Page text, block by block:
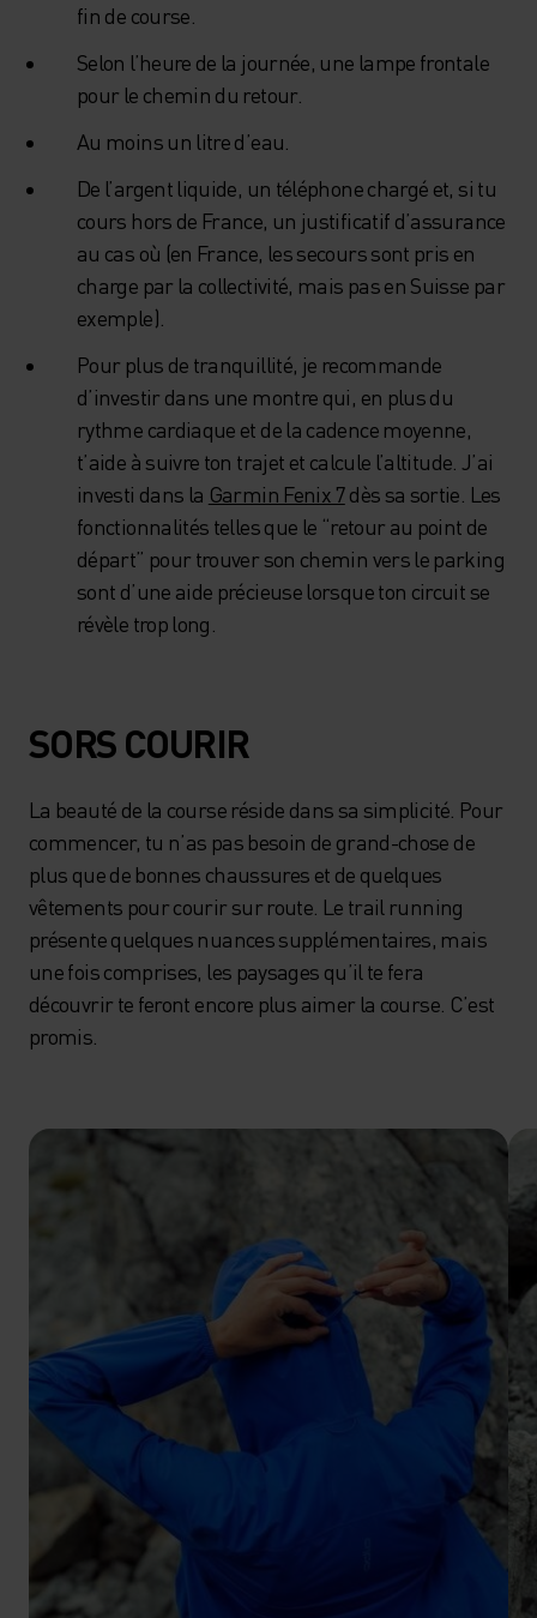
fin de course.
Selon l’heure de la journée, une lampe frontale
pour le chemin du retour.
Au moins un litre d’eau.
De l’argent liquide, un téléphone chargé et, si tu
cours hors de France, un justificatif d’assurance
au cas où (en France, les secours sont pris en
charge par la collectivité, mais pas en Suisse par
exemple).
Pour plus de tranquillité, je recommande
d’investir dans une montre qui, en plus du
rythme cardiaque et de la cadence moyenne,
t’aide à suivre ton trajet et calcule l’altitude. J’ai
investi dans la Garmin Fenix 7dès sa sortie. Les
fonctionnalités telles que le “retour au point de
départ” pour trouver son chemin vers le parking
sont d’une aide précieuse lorsque ton circuit se
révèle trop long.
SORS COURIR
La beauté de la course réside dans sa simplicité. Pour
commencer, tu n’as pas besoin de grand-chose de
plus que de bonnes chaussures et de quelques
vêtements pour courir sur route. Le trail running
présente quelques nuances supplémentaires, mais
une fois comprises, les paysages qu’il te fera
découvrir te feront encore plus aimer la course. C’est
promis.